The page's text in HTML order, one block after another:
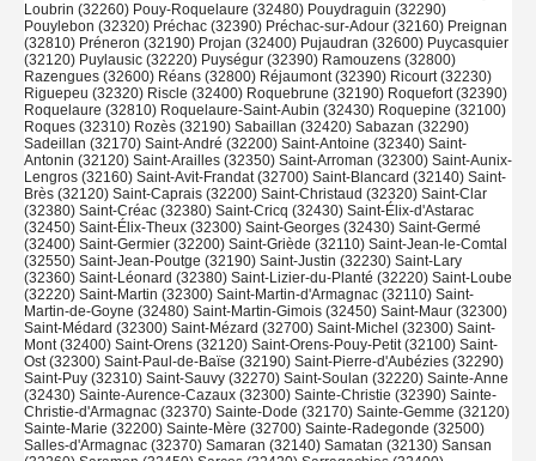
Loubrin (32260) Pouy-Roquelaure (32480) Pouydraguin (32290)
Pouylebon (32320) Préchac (32390) Préchac-sur-Adour (32160) Preignan
(32810) Préneron (32190) Projan (32400) Pujaudran (32600) Puycasquier
(32120) Puylausic (32220) Puységur (32390) Ramouzens (32800)
Razengues (32600) Réans (32800) Réjaumont (32390) Ricourt (32230)
Riguepeu (32320) Riscle (32400) Roquebrune (32190) Roquefort (32390)
Roquelaure (32810) Roquelaure-Saint-Aubin (32430) Roquepine (32100)
Roques (32310) Rozès (32190) Sabaillan (32420) Sabazan (32290)
Sadeillan (32170) Saint-André (32200) Saint-Antoine (32340) Saint-
Antonin (32120) Saint-Arailles (32350) Saint-Arroman (32300) Saint-Aunix-
Lengros (32160) Saint-Avit-Frandat (32700) Saint-Blancard (32140) Saint-
Brès (32120) Saint-Caprais (32200) Saint-Christaud (32320) Saint-Clar
(32380) Saint-Créac (32380) Saint-Cricq (32430) Saint-Élix-d'Astarac
(32450) Saint-Élix-Theux (32300) Saint-Georges (32430) Saint-Germé
(32400) Saint-Germier (32200) Saint-Griède (32110) Saint-Jean-le-Comtal
(32550) Saint-Jean-Poutge (32190) Saint-Justin (32230) Saint-Lary
(32360) Saint-Léonard (32380) Saint-Lizier-du-Planté (32220) Saint-Loube
(32220) Saint-Martin (32300) Saint-Martin-d'Armagnac (32110) Saint-
Martin-de-Goyne (32480) Saint-Martin-Gimois (32450) Saint-Maur (32300)
Saint-Médard (32300) Saint-Mézard (32700) Saint-Michel (32300) Saint-
Mont (32400) Saint-Orens (32120) Saint-Orens-Pouy-Petit (32100) Saint-
Ost (32300) Saint-Paul-de-Baïse (32190) Saint-Pierre-d'Aubézies (32290)
Saint-Puy (32310) Saint-Sauvy (32270) Saint-Soulan (32220) Sainte-Anne
(32430) Sainte-Aurence-Cazaux (32300) Sainte-Christie (32390) Sainte-
Christie-d'Armagnac (32370) Sainte-Dode (32170) Sainte-Gemme (32120)
Sainte-Marie (32200) Sainte-Mère (32700) Sainte-Radegonde (32500)
Salles-d'Armagnac (32370) Samaran (32140) Samatan (32130) Sansan